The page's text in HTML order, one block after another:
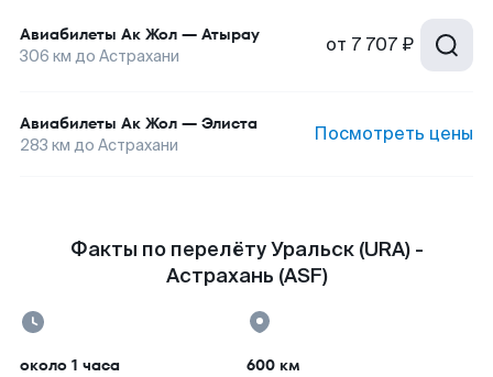
Авиабилеты Ак Жол — Атырау
306 км до Астрахани от 7 707 ₽
Авиабилеты Ак Жол — Элиста
283 км до Астрахани Посмотреть цены
Факты по перелёту Уральск (URA) -
Астрахань (ASF)
около 1 часа 600 км